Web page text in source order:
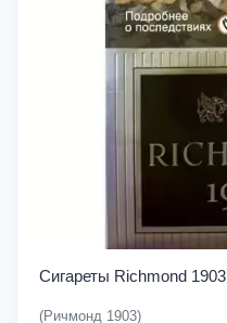
Сигареты Richmond 1903
(Ричмонд 1903)